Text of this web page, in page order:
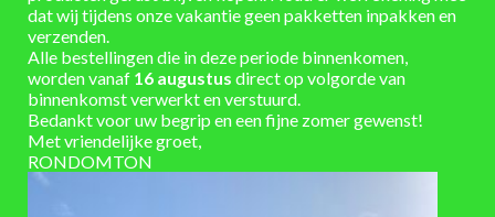
Owatrol. Dit is een doordrenkend antiroestmiddel dat een
beschermlaag tegen het roest vormt. Owatrol beschermt
en zorgt dat het cortenstaal niet meer afgeeft.
Belangrijke aandachtspunten:
De cortenstalen watertafel vereist regelmatig onderhoud.
dat wij tijdens onze vakantie geen pakketten inpakken en
verzenden.
Alle bestellingen die in deze periode binnenkomen,
worden vanaf 16 augustus direct op volgorde van
binnenkomst verwerkt en verstuurd.
Bedankt voor uw begrip en een fijne zomer gewenst!
Met vriendelijke groet,
RONDOMTON